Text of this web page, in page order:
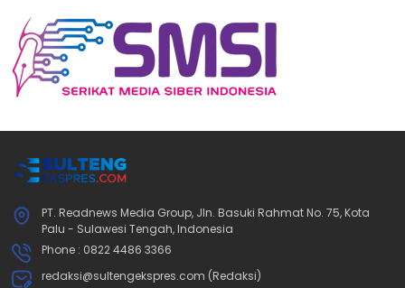
PT. Readnews Media Group, Jln. Basuki Rahmat No. 75, Kota
Palu - Sulawesi Tengah, Indonesia
Phone : 0822 4486 3366
redaksi@sultengekspres.com (Redaksi)